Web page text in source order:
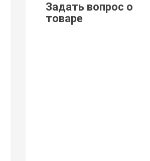
Задать вопрос о
товаре